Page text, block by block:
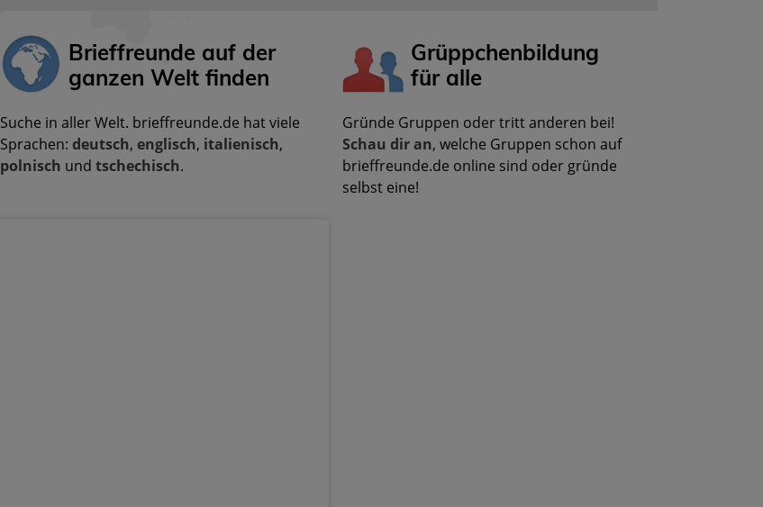
Brieffreunde auf der
ganzen Welt finden
Suche in aller Welt. brieffreunde.de hat viele
Sprachen: deutsch, englisch, italienisch,
polnisch und tschechisch.
Grüppchenbildung
für alle
Gründe Gruppen oder tritt anderen bei!
Schau dir an, welche Gruppen schon auf
brieffreunde.de online sind oder gründe
selbst eine!